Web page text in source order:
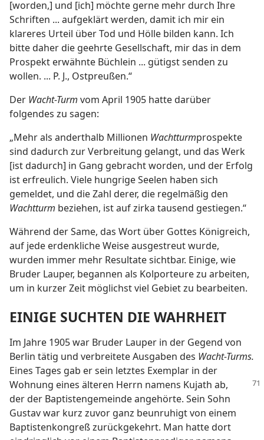
[worden,] und [ich] möchte gerne mehr durch Ihre
Schriften ... aufgeklärt werden, damit ich mir ein
klareres Urteil über Tod und Hölle bilden kann. Ich
bitte daher die geehrte Gesellschaft, mir das in dem
Prospekt erwähnte Büchlein ... gütigst senden zu
wollen. ... P. J., Ostpreußen.“
Der Wacht-Turm vom April 1905 hatte darüber
folgendes zu sagen:
„Mehr als anderthalb Millionen Wachtturmprospekte
sind dadurch zur Verbreitung gelangt, und das Werk
[ist dadurch] in Gang gebracht worden, und der Erfolg
ist erfreulich. Viele hungrige Seelen haben sich
gemeldet, und die Zahl derer, die regelmäßig den
Wachtturm beziehen, ist auf zirka tausend gestiegen.“
Während der Same, das Wort über Gottes Königreich,
auf jede erdenkliche Weise ausgestreut wurde,
wurden immer mehr Resultate sichtbar. Einige, wie
Bruder Lauper, begannen als Kolporteure zu arbeiten,
um in kurzer Zeit möglichst viel Gebiet zu bearbeiten.
EINIGE SUCHTEN DIE WAHRHEIT
Im Jahre 1905 war Bruder Lauper in der Gegend von
Berlin tätig und verbreitete Ausgaben des Wacht-Turms.
Eines Tages gab er sein letztes Exemplar in der
Wohnung eines älteren Herrn namens Kujath ab,
der der Baptistengemeinde angehörte. Sein Sohn
Gustav war kurz zuvor ganz beunruhigt von einem
Baptistenkongreß zurückgekehrt. Man hatte dort